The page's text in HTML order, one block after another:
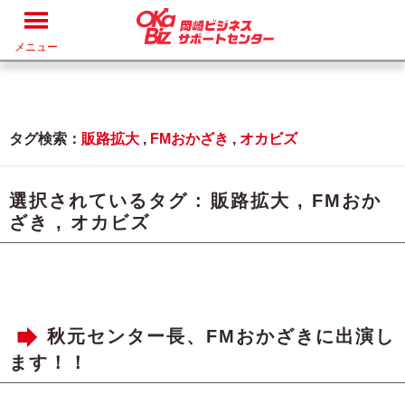
メニュー
タグ検索： 販路拡大 , FMおかざき , オカビズ
選択されているタグ : 販路拡大 , FMおか
ざき
, オカビズ
秋元センター長、FMおかざきに出演し
ます！！